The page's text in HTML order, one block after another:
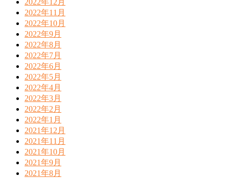
2022年12月
2022年11月
2022年10月
2022年9月
2022年8月
2022年7月
2022年6月
2022年5月
2022年4月
2022年3月
2022年2月
2022年1月
2021年12月
2021年11月
2021年10月
2021年9月
2021年8月